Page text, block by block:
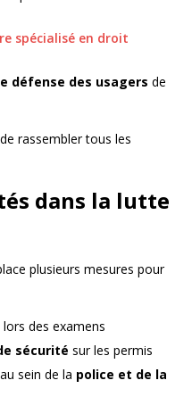
spécialisé en droit
défense des usagers de
rassembler tous les
dans la lutte
plusieurs mesures pour
lors des examens
sécurité sur les permis
sein de la police et de la